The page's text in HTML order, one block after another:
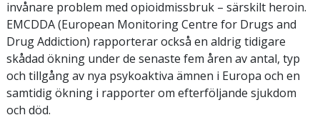
invånare problem med opioidmissbruk – särskilt heroin.
EMCDDA (European Monitoring Centre for Drugs and
Drug Addiction) rapporterar också en aldrig tidigare
skådad ökning under de senaste fem åren av antal, typ
och tillgång av nya psykoaktiva ämnen i Europa och en
samtidig ökning i rapporter om efterföljande sjukdom
och död.